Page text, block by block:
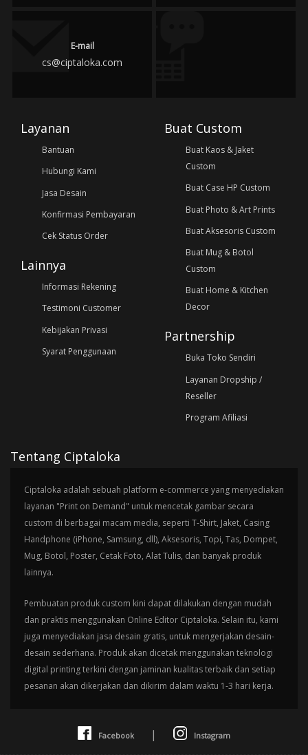
E-mail
cs@ciptaloka.com
Layanan
Bantuan
Hubungi Kami
Jasa Desain
Konfirmasi Pembayaran
Cek Status Order
Lainnya
Informasi Rekening
Testimoni Customer
Kebijakan Privasi
Syarat Penggunaan
Buat Custom
Buat Kaos & Jaket
Custom
Buat Case HP Custom
Buat Photo & Art Prints
Buat Aksesoris Custom
Buat Mug & Botol
Custom
Buat Home & Kitchen
Decor
Partnership
Buka Toko Sendiri
Layanan Dropship /
Reseller
Program Afiliasi
Tentang Ciptaloka
Ciptaloka adalah sebuah platform e-commerce yang menyediakan
layanan "Print on Demand" untuk mencetak gambar secara
custom di berbagai macam media, seperti T-Shirt, Jaket, Casing
Handphone (iPhone, Samsung, dll), Aksesoris, Topi, Tas, Dompet,
Mug, Botol, Poster, Cetak Foto, Alat Tulis, dan banyak produk
lainnya.
Pembuatan produk custom kini dapat dilakukan dengan mudah
dan praktis menggunakan Online Editor Ciptaloka. Selain itu, kami
juga menyediakan jasa desain gratis, untuk mengerjakan desain-
desain sederhana. Produk akan dicetak menggunakan teknologi
digital printing terkini dengan jaminan kualitas terbaik dan setiap
pesanan akan dikerjakan dan dikirim dalam waktu 1-3 hari kerja.
Facebook | Instagram